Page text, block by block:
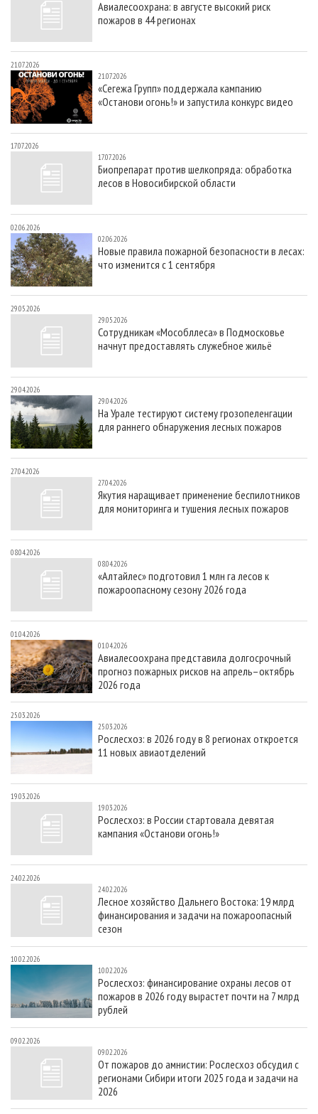
СУШКА ДРЕВЕСИНЫ
ПРОИЗВОДСТВО ДРЕВЕСНЫХ ПЛИТ
ДЕРЕВЯННОЕ ДОМОСТРОЕНИЕ
ПРОИЗВОДСТВО МЕБЕЛИ
БИОЭНЕРГЕТИКА
ЦБП
ИНСТРУМЕНТ И МАТЕРИАЛЫ
ПЕРСОНЫ
МОБИЛЬНЫЕ ВЫСТАВКИ
ПРИОРИТЕТНЫЕ ИНВЕСТПРОЕКТЫ
RUSSIAN FORESTRY REVIEW
ГАЗЕТА ЛЕСПРОМФОРУМ
БИБЛИОТЕКА СПЕЦИАЛИСТА
КОНТАКТЫ
РЕКЛАМА
Авиалесоохрана: в августе высокий риск
пожаров в 44 регионах
21.07.2026
21.07.2026
«Сегежа Групп» поддержала кампанию
«Останови огонь!» и запустила конкурс видео
17.07.2026
17.07.2026
Биопрепарат против шелкопряда: обработка
лесов в Новосибирской области
02.06.2026
02.06.2026
Новые правила пожарной безопасности в лесах:
что изменится с 1 сентября
29.05.2026
29.05.2026
Сотрудникам «Мособллеса» в Подмосковье
начнут предоставлять служебное жильё
29.04.2026
29.04.2026
На Урале тестируют систему грозопеленгации
для раннего обнаружения лесных пожаров
27.04.2026
27.04.2026
Якутия наращивает применение беспилотников
для мониторинга и тушения лесных пожаров
08.04.2026
08.04.2026
«Алтайлес» подготовил 1 млн га лесов к
пожароопасному сезону 2026 года
01.04.2026
01.04.2026
Авиалесоохрана представила долгосрочный
прогноз пожарных рисков на апрель–октябрь
2026 года
25.03.2026
25.03.2026
Рослесхоз: в 2026 году в 8 регионах откроется
11 новых авиаотделений
19.03.2026
19.03.2026
Рослесхоз: в России стартовала девятая
кампания «Останови огонь!»
24.02.2026
24.02.2026
Лесное хозяйство Дальнего Востока: 19 млрд
финансирования и задачи на пожароопасный
сезон
10.02.2026
10.02.2026
Рослесхоз: финансирование охраны лесов от
пожаров в 2026 году вырастет почти на 7 млрд
рублей
09.02.2026
09.02.2026
От пожаров до амнистии: Рослесхоз обсудил с
регионами Сибири итоги 2025 года и задачи на
2026